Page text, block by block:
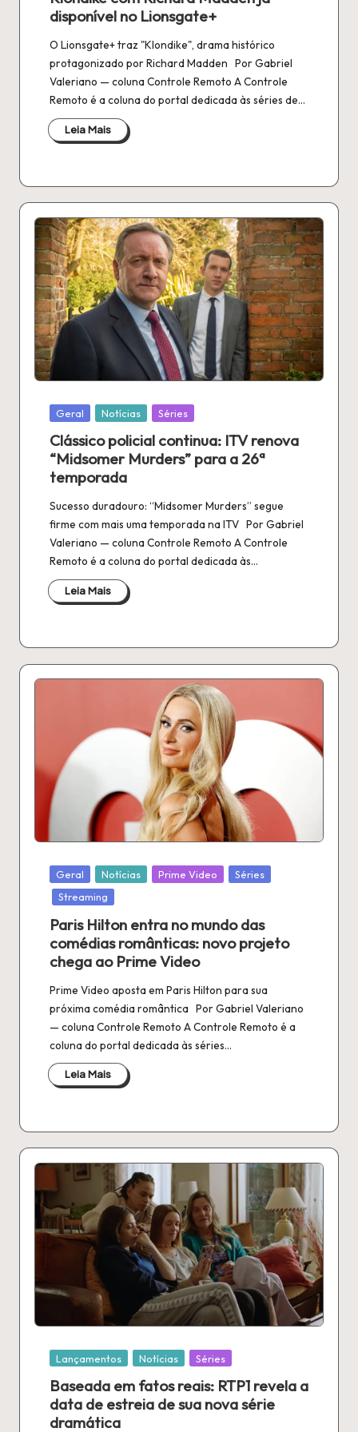
disponível no Lionsgate+
O Lionsgate+ traz "Klondike", drama histórico
protagonizado por Richard Madden Por Gabriel
Valeriano — coluna Controle Remoto A Controle
Remoto é a coluna do portal dedicada às séries de…
Leia Mais
Publicado
Geral Notícias Séries
Clássico policial continua: ITV renova
“Midsomer Murders” para a 26ª
temporada
Sucesso duradouro: “Midsomer Murders” segue
firme com mais uma temporada na ITV Por Gabriel
Valeriano — coluna Controle Remoto A Controle
Remoto é a coluna do portal dedicada às…
Leia Mais
Publicado
em
Geral Notícias Prime Video
Séries
Streaming
Paris Hilton entra no mundo das
comédias românticas: novo projeto
chega ao Prime Video
Prime Video aposta em Paris Hilton para sua
próxima comédia romântica Por Gabriel Valeriano
— coluna Controle Remoto A Controle Remoto é a
coluna do portal dedicada às séries…
Leia Mais
Publicado
Lançamentos Notícias Séries
Baseada em fatos reais: RTP1 revela a
data de estreia de sua nova série
dramática